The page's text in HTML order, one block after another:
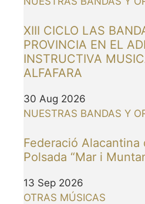
XIII CICLO LAS
PROVINCIA EN EL
INSTRUCTIVA
ALFAFARA
30 Aug 2026
NUESTRAS BANDAS Y
Federació Alacantina
Polsada “Mar i
13 Sep 2026
OTRAS MÚSICAS